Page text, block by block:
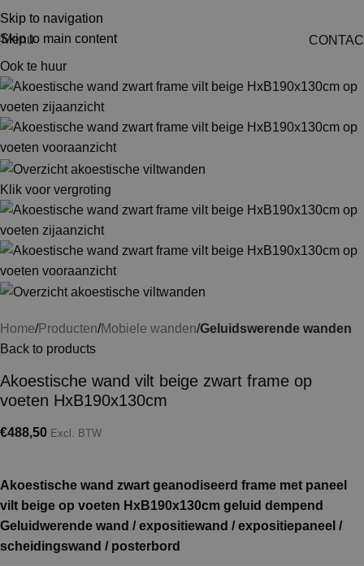
Skip to navigation
Skip to main content
Menu
Ook te huur
Klik voor vergroting
Home Producten Mobiele wanden Geluidswerende wanden
Back to products
Akoestische wand vilt beige zwart frame op
voeten HxB190x130cm
€488,50 Excl. BTW
Akoestische wand zwart geanodiseerd frame met paneel
vilt beige op voeten HxB190x130cm geluid dempend
Geluidwerende wand / expositiewand / expositiepaneel /
scheidingswand / posterbord